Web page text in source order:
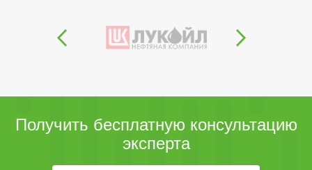
Получить бесплатную консультацию
эксперта